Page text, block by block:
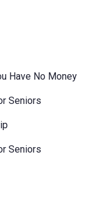
Have No Money
Seniors
Seniors